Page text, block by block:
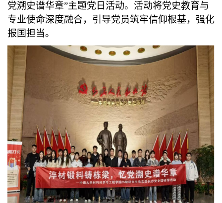
党溯史谱华章”主题党日活动。活动将党史教育与
专业使命深度融合，引导党员筑牢信仰根基，强化
报国担当。